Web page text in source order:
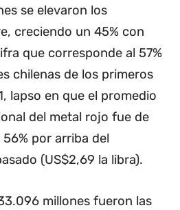
se elevaron los
creciendo un 45% con
que corresponde al 57%
chilenas de los primeros
lapso en que el promedio
del metal rojo fue de
56% por arriba del
(US$2,69 la libra).
millones fueron las